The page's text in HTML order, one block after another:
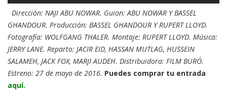
Dirección: NAJI ABU NOWAR. Guion: ABU NOWAR Y BASSEL
GHANDOUR. Producción: BASSEL GHANDOUR Y RUPERT LLOYD.
Fotografía: WOLFGANG THALER. Montaje: RUPERT LLOYD. Música:
JERRY LANE. Reparto: JACIR EID, HASSAN MUTLAG, HUSSEIN
SALAMEH, JACK FOX, MARJI AUDEH. Distribuidora: FILM BURÓ.
Estreno: 27 de mayo de 2016. Puedes comprar tu entrada
aquí.